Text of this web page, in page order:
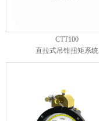
CTT100
直拉式吊钳扭矩系统